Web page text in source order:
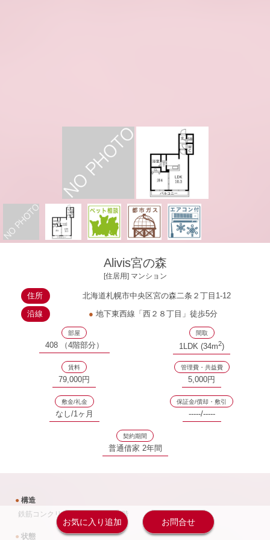
Alivis宮の森
[住居用] マンション
住所
北海道札幌市中央区宮の森二条２丁目1-12
沿線
● 地下東西線「西２８丁目」徒歩5分
部屋 間取
408 （4階部分） 1LDK (34m2)
賃料 管理費・共益費
79,000円 5,000円
敷金/礼金 保証金/償却・敷引
なし/1ヶ月 -----/-----
契約期間
普通借家 2年間
● 構造
鉄筋コンクリート造 35戸 地上4階
● 状態
お気に入り追加 お問合せ